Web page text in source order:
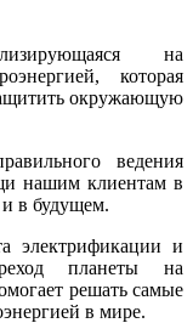
на
которая
окружающую
ведения
нашим клиентам в
в будущем.
электрификации и
планеты на
решать самые
в мире.